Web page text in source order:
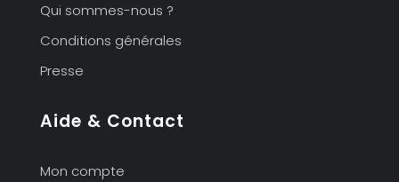
Qui sommes-nous ?
Conditions générales
Presse
Aide & Contact
Mon compte